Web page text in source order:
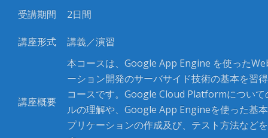
受講期間
2日間
講座形式 講義／演習
講座概要
本コースは、Google App Engine を使った
ーション開発のサーバサイド技術の基本を習
コースです。Google Cloud Platformについて
ルの理解や、Google App Engineを使った基
プリケーションの作成及び、テスト方法など